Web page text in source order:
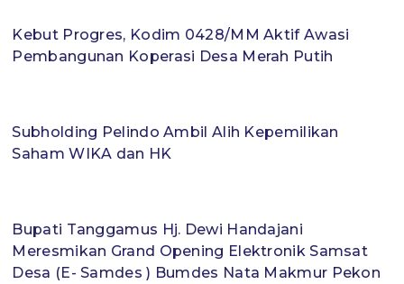
Kebut Progres, Kodim 0428/MM Aktif Awasi
Pembangunan Koperasi Desa Merah Putih
Subholding Pelindo Ambil Alih Kepemilikan
Saham WIKA dan HK
Bupati Tanggamus Hj. Dewi Handajani
Meresmikan Grand Opening Elektronik Samsat
Desa (E- Samdes ) Bumdes Nata Makmur Pekon